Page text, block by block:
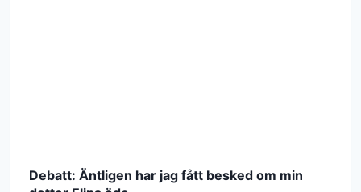
Debatt: Äntligen har jag fått besked om min